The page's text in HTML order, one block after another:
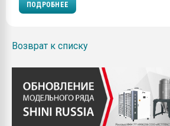
ПОДРОБНЕЕ
Возврат к списку